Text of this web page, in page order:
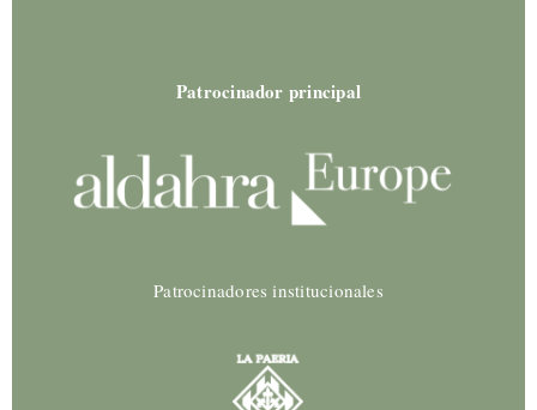
Patrocinador principal
Patrocinadores institucionales